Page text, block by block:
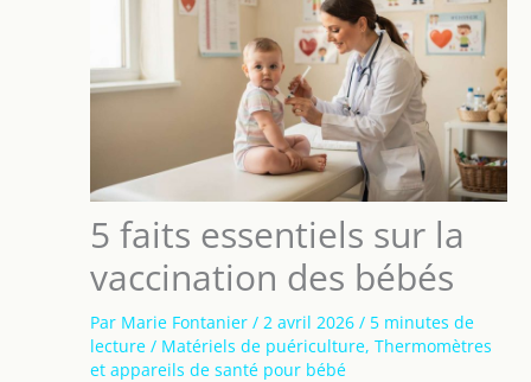
5 faits essentiels sur la
vaccination des bébés
Par Marie Fontanier / 2 avril 2026 / 5 minutes de
lecture / Matériels de puériculture, Thermomètres
et appareils de santé pour bébé